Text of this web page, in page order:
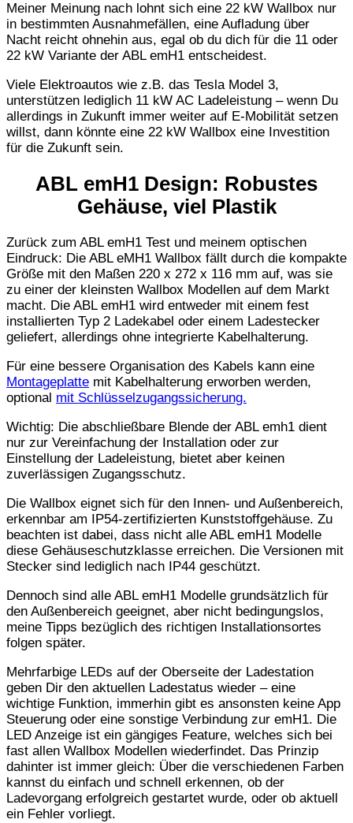
Meiner Meinung nach lohnt sich eine 22 kW Wallbox nur
in bestimmten Ausnahmefällen, eine Aufladung über
Nacht reicht ohnehin aus, egal ob du dich für die 11 oder
22 kW Variante der ABL emH1 entscheidest.
Viele Elektroautos wie z.B. das Tesla Model 3,
unterstützen lediglich 11 kW AC Ladeleistung – wenn Du
allerdings in Zukunft immer weiter auf E-Mobilität setzen
willst, dann könnte eine 22 kW Wallbox eine Investition
für die Zukunft sein.
ABL emH1 Design: Robustes
Gehäuse, viel Plastik
Zurück zum ABL emH1 Test und meinem optischen
Eindruck: Die ABL eMH1 Wallbox fällt durch die kompakte
Größe mit den Maßen 220 x 272 x 116 mm auf, was sie
zu einer der kleinsten Wallbox Modellen auf dem Markt
macht. Die ABL emH1 wird entweder mit einem fest
installierten Typ 2 Ladekabel oder einem Ladestecker
geliefert, allerdings ohne integrierte Kabelhalterung.
Für eine bessere Organisation des Kabels kann eine
Montageplatte mit Kabelhalterung erworben werden,
optional mit Schlüsselzugangssicherung.
Wichtig: Die abschließbare Blende der ABL emh1 dient
nur zur Vereinfachung der Installation oder zur
Einstellung der Ladeleistung, bietet aber keinen
zuverlässigen Zugangsschutz.
Die Wallbox eignet sich für den Innen- und Außenbereich,
erkennbar am IP54-zertifizierten Kunststoffgehäuse. Zu
beachten ist dabei, dass nicht alle ABL emH1 Modelle
diese Gehäuseschutzklasse erreichen. Die Versionen mit
Stecker sind lediglich nach IP44 geschützt.
Dennoch sind alle ABL emH1 Modelle grundsätzlich für
den Außenbereich geeignet, aber nicht bedingungslos,
meine Tipps bezüglich des richtigen Installationsortes
folgen später.
Mehrfarbige LEDs auf der Oberseite der Ladestation
geben Dir den aktuellen Ladestatus wieder – eine
wichtige Funktion, immerhin gibt es ansonsten keine App
Steuerung oder eine sonstige Verbindung zur emH1. Die
LED Anzeige ist ein gängiges Feature, welches sich bei
fast allen Wallbox Modellen wiederfindet. Das Prinzip
dahinter ist immer gleich: Über die verschiedenen Farben
kannst du einfach und schnell erkennen, ob der
Ladevorgang erfolgreich gestartet wurde, oder ob aktuell
ein Fehler vorliegt.